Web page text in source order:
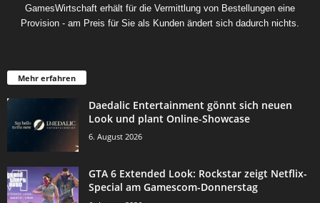
GamesWirtschaft erhält für die Vermittlung von Bestellungen eine
Provision - am Preis für Sie als Kunden ändert sich dadurch nichts.
Mehr erfahren
Daedalic Entertainment gönnt sich neuen
Look und plant Online-Showcase
6. August 2026
GTA 6 Extended Look: Rockstar zeigt Netflix-
Special am Gamescom-Donnerstag